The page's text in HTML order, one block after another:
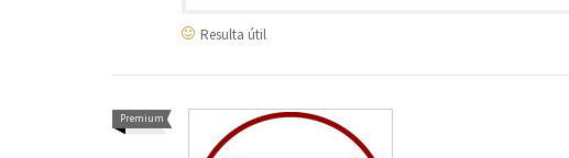
Resulta útil
Premium